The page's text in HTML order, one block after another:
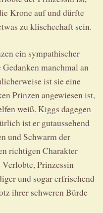
Krone auf und dürfte
zu klischeehaft sein.
ein sympathischer
manchmal an
ist sie eine
Prinzen angewiesen ist,
weiß. Kiggs dagegen
ist er gutaussehend
und Schwarm der
richtigen Charakter
Prinzessin
und sogar erfrischend
ihrer schweren Bürde